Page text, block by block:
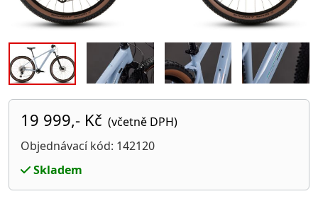
19 999,- Kč (včetně DPH)
Objednávací kód: 142120
Skladem